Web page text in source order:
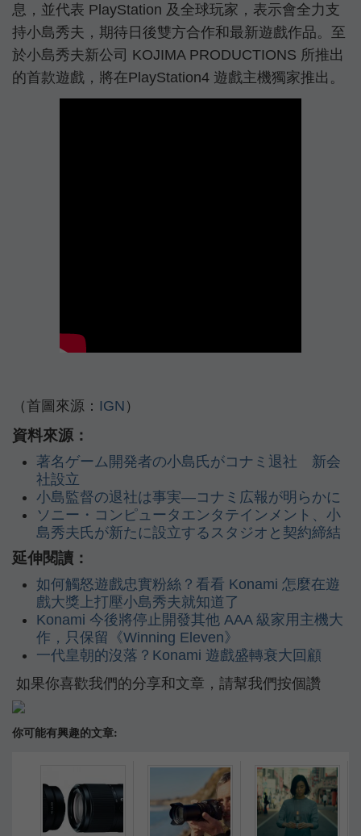
息，並代表 PlayStation 及全球玩家，表示會全力支
持小島秀夫，期待日後雙方合作和最新遊戲作品。至
於小島秀夫新公司 KOJIMA PRODUCTIONS 所推出
的首款遊戲，將在PlayStation4 遊戲主機獨家推出。
（首圖來源： IGN ）
資料來源：
著名ゲーム開発者の小島氏がコナミ退社 新会
社設立
小島監督の退社は事実―コナミ広報が明らかに
ソニー・コンピュータエンタテインメント、小
島秀夫氏が新たに設立するスタジオと契約締結
延伸閱讀：
如何觸怒遊戲忠實粉絲？看看 Konami 怎麼在遊
戲大獎上打壓小島秀夫就知道了
Konami 今後將停止開發其他 AAA 級家用主機大
作，只保留《Winning Eleven》
一代皇朝的沒落？Konami 遊戲盛轉衰大回顧
如果你喜歡我們的分享和文章，請幫我們按個讚
你可能有興趣的文章: